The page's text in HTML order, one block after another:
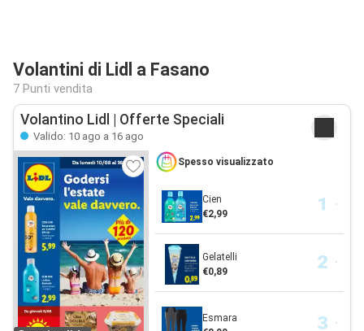
Volantini di Lidl a Fasano
7 Punti vendita
Volantino Lidl | Offerte Speciali
Valido: 10 ago a 16 ago
Spesso visualizzato
Cien
€2,99
Gelatelli
€0,89
Esmara